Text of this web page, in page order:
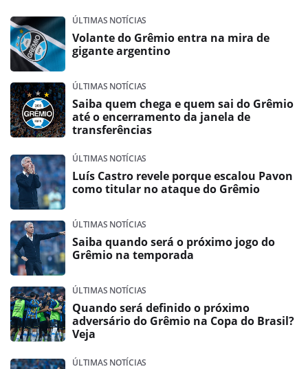
ÚLTIMAS NOTÍCIAS
Volante do Grêmio entra na mira de
gigante argentino
ÚLTIMAS NOTÍCIAS
Saiba quem chega e quem sai do Grêmio
até o encerramento da janela de
transferências
ÚLTIMAS NOTÍCIAS
Luís Castro revele porque escalou Pavon
como titular no ataque do Grêmio
ÚLTIMAS NOTÍCIAS
Saiba quando será o próximo jogo do
Grêmio na temporada
ÚLTIMAS NOTÍCIAS
Quando será definido o próximo
adversário do Grêmio na Copa do Brasil?
Veja
ÚLTIMAS NOTÍCIAS